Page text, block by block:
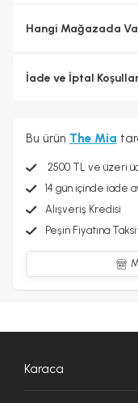
Hangi Mağazada
İade ve İptal
Bu ürün The Mia
2500 TL ve üzeri
14 gün içinde iade
Alışveriş Kredisi
Peşin Fiyatına
Karaca